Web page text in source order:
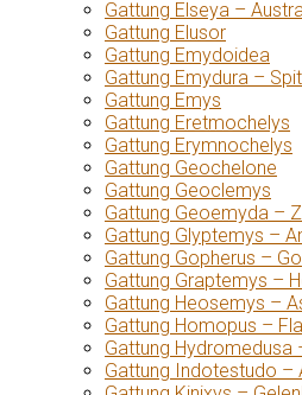
Gattung Elseya –
Gattung Elusor
Gattung Emydoidea
Gattung Emydura –
Gattung Emys
Gattung Eretmochelys
Gattung Erymnochelys
Gattung Geochelone
Gattung Geoclemys
Gattung Geoemyda –
Gattung Glyptemys –
Gattung Gopherus –
Gattung Graptemys –
Gattung Heosemys –
Gattung Homopus –
Gattung Hydromedusa
Gattung Indotestudo –